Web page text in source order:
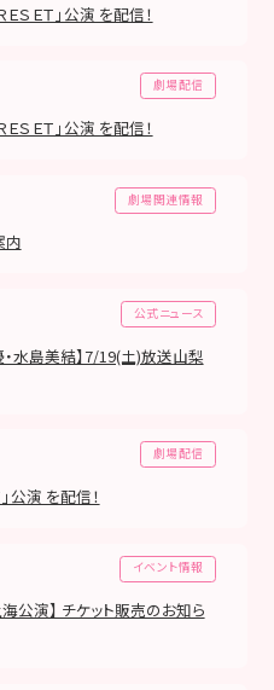
ＳＥＴ」公演 を配信！
劇場配信
ＳＥＴ」公演 を配信！
劇場関連情報
内
公式ニュース
水島美結】7/19(土)放送山梨
劇場配信
公演 を配信！
イベント情報
公演】 チケット販売のお知ら